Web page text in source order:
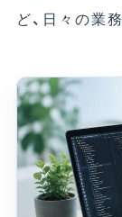
ど、日々の業